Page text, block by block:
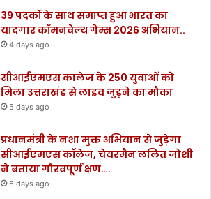
39 पदकों के साथ समाप्त हुआ भारत का
यादगार कॉमनवेल्थ गेम्स 2026 अभियान..
4 days ago
सीआईएमएस कालेज के 250 युवाओं को
मिला उत्तराखंड से लाइव जुड़ने का मौका
5 days ago
प्रधानमंत्री के नशा मुक्त अभियान से जुड़ेगा
सीआईएमएस कॉलेज, चेयरमैन ललित जोशी
ने बताया गौरवपूर्ण क्षण….
6 days ago